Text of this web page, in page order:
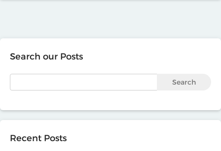
Search our Posts
Search
Recent Posts